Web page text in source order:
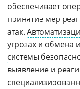
обеспечивает
принятие мер
атак.
угрозах и обмена
системы
выявление и